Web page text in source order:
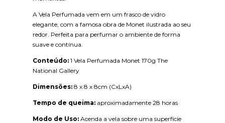
A Vela Perfumada vem em um frasco de vidro
elegante, com a famosa obra de Monet ilustrada ao seu
redor. Perfeita para perfumar o ambiente de forma
suave e contínua.
Conteúdo: 1 Vela Perfumada Monet 170g The
National Gallery
Dimensões: 8 x 8 x 8cm (CxLxA)
Tempo de queima: aproximadamente 28 horas
Modo de Uso: Acenda a vela sobre uma superfície